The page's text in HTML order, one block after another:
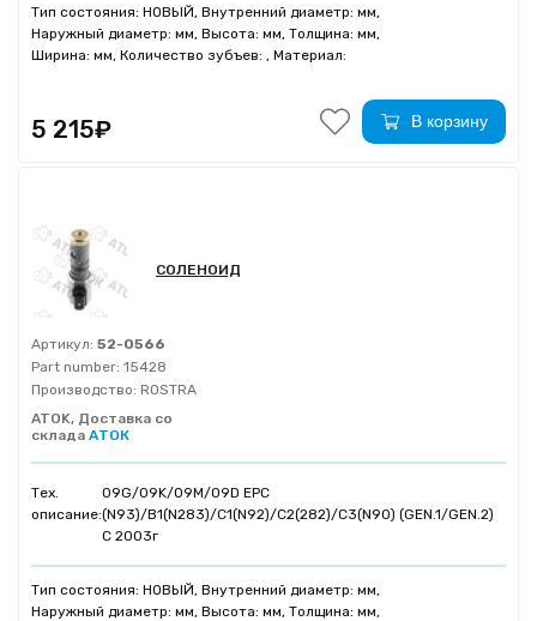
Тип состояния: НОВЫЙ, Внутренний диаметр: мм,
Наружный диаметр: мм, Высота: мм, Толщина: мм,
Ширина: мм, Количество зубъев: , Материал:
5 215₽ В корзину
СОЛЕНОИД
Артикул: 52-0566
Part number: 15428
Производство: ROSTRA
ATOK, Доставка со
склада АТОК
Тех.
описание:
09G/09K/09M/09D EPC
(N93)/B1(N283)/C1(N92)/C2(282)/C3(N90) (GEN.1/GEN.2)
C 2003г
Тип состояния: НОВЫЙ, Внутренний диаметр: мм,
Наружный диаметр: мм, Высота: мм, Толщина: мм,